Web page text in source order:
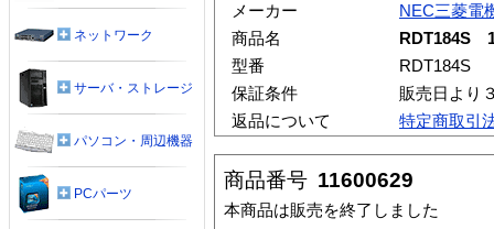
メーカー
NEC三菱電
商品名
RDT184S
型番
RDT184S
保証条件
販売日より
返品について
特定商取引
商品番号 11600629
本商品は販売を終了しました
ネットワーク
サーバ・ストレージ
パソコン・周辺機器
PCパーツ